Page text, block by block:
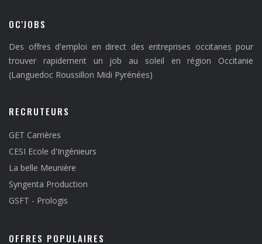
OC'JOBS
Des offres d'emploi en direct des entreprises occitanes pour
trouver rapidement un job au soleil en région Occitanie
(Languedoc Roussillon Midi Pyrénées)
RECRUTEURS
GET Carrières
CESI Ecole d'Ingénieurs
La belle Meunière
Syngenta Production
GSFT - Prologis
OFFRES POPULAIRES